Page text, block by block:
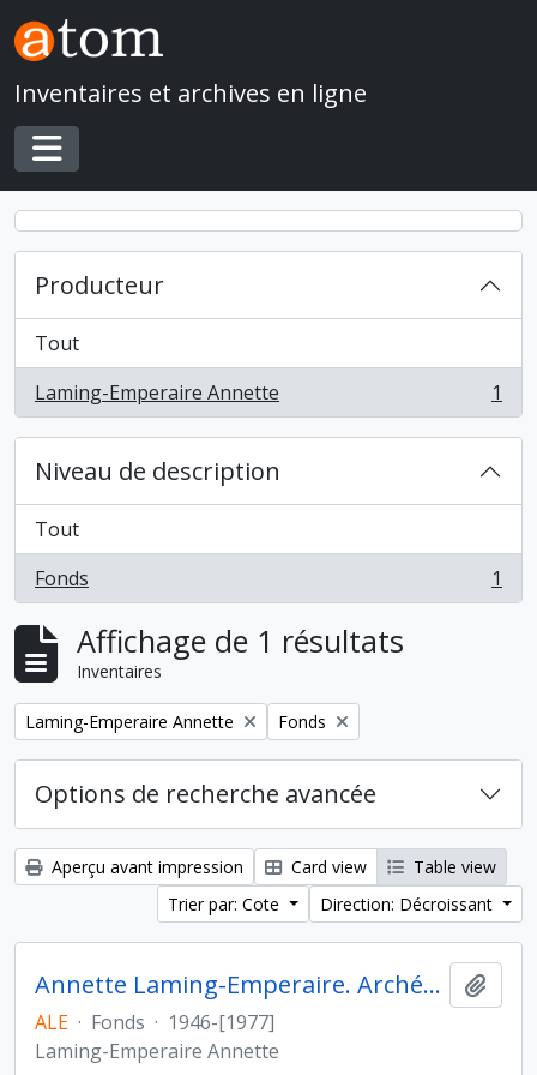
Skip to main content
Inventaires et archives en ligne
Toggle navigation
Producteur
Tout
Laming-Emperaire Annette
, 1 résultats 1
Niveau de description
Tout
Fonds
, 1 résultats 1
Affichage de 1 résultats
Inventaires
Remove filter:
Laming-Emperaire Annette Remove filter:
Fonds
Options de recherche avancée
Aperçu avant impression Card view
Table view
Trier par: Cote
Direction: Décroissant
Annette Laming-Emperaire. Archéologie des Amériques
ALE · Fonds · 1946-[1977]
Laming-Emperaire Annette